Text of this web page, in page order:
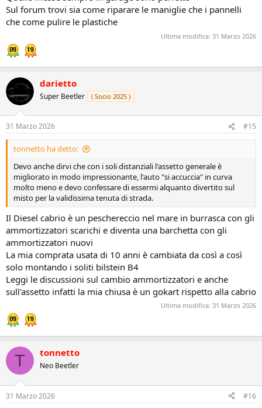
Sul forum trovi sia come riparare le maniglie che i pannelli
che come pulire le plastiche
Ultima modifica: 31 Marzo 2026
darietto
Super Beetler ( Socio 2025 )
31 Marzo 2026 #15
tonnetto ha detto:
Devo anche dirvi che con i soli distanziali l'assetto generale è
migliorato in modo impressionante, l'auto "si accuccia" in curva
molto meno e devo confessare di essermi alquanto divertito sul
misto per la validissima tenuta di strada.
Il Diesel cabrio è un peschereccio nel mare in burrasca con gli
ammortizzatori scarichi e diventa una barchetta con gli
ammortizzatori nuovi
La mia comprata usata di 10 anni è cambiata da così a così
solo montando i soliti bilstein B4
Leggi le discussioni sul cambio ammortizzatori e anche
sull'assetto infatti la mia chiusa è un gokart rispetto alla cabrio
Ultima modifica: 31 Marzo 2026
T tonnetto
Neo Beetler
31 Marzo 2026 #16